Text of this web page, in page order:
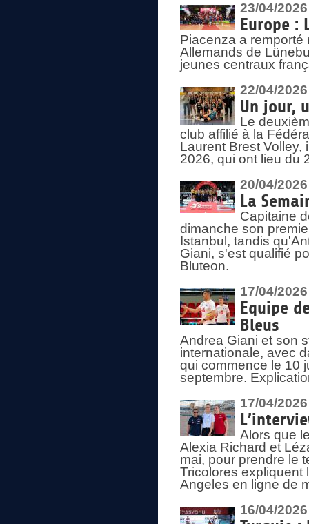
23/04/2026
Europe :
Piacenza a remporté
Allemands de
jeunes centraux
22/04/2026
Un jour,
Le
club affilié à la
Laurent Brest Volley,
2026, qui ont lieu du
20/04/2026
La
Capitaine
dimanche son
Istanbul, tandis
Giani, s'est qualifié
Bluteon.
17/04/2026
Equipe
Bleus
Andrea Giani et son
internationale, avec
qui commence le 10
septembre.
17/04/2026
Alors que
Alexia Richard et
mai, pour prendre le
Tricolores expliquent
Angeles en ligne de
16/04/2026